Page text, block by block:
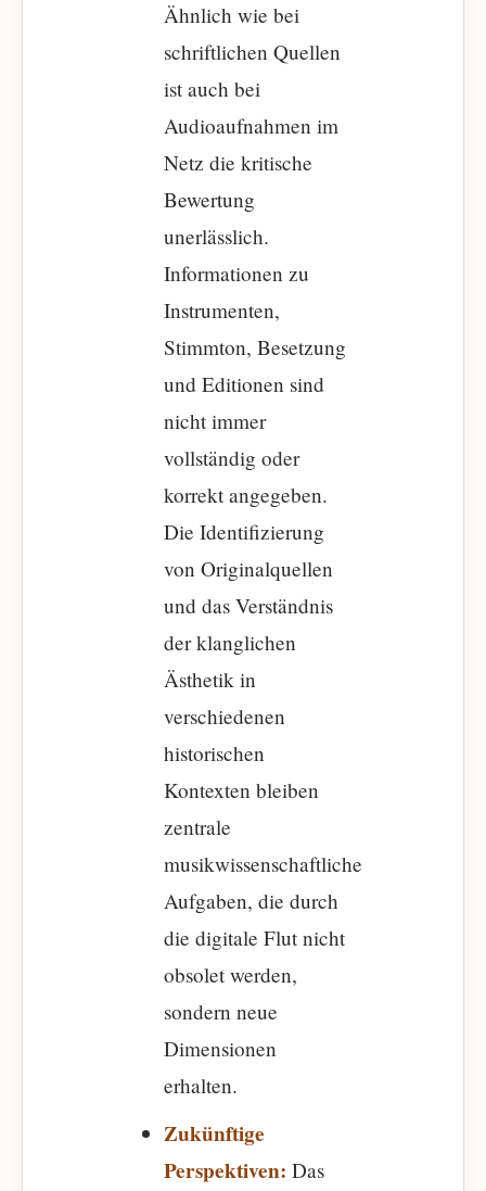
Ähnlich wie bei
schriftlichen Quellen
ist auch bei
Audioaufnahmen im
Netz die kritische
Bewertung
unerlässlich.
Informationen zu
Instrumenten,
Stimmton, Besetzung
und Editionen sind
nicht immer
vollständig oder
korrekt angegeben.
Die Identifizierung
von Originalquellen
und das Verständnis
der klanglichen
Ästhetik in
verschiedenen
historischen
Kontexten bleiben
zentrale
musikwissenschaftliche
Aufgaben, die durch
die digitale Flut nicht
obsolet werden,
sondern neue
Dimensionen
erhalten.
Zukünftige
Perspektiven: Das